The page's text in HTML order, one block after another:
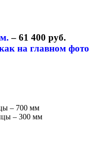
– 61 400 руб.
на главном фото
– 700 мм
– 300 мм